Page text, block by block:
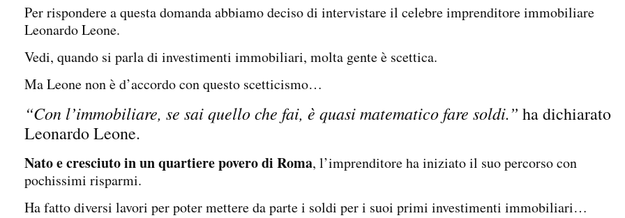
Per rispondere a questa domanda abbiamo deciso di intervistare il celebre imprenditore immobiliare
Leonardo Leone.
Vedi, quando si parla di investimenti immobiliari, molta gente è scettica.
Ma Leone non è d’accordo con questo scetticismo…
“Con l’immobiliare, se sai quello che fai, è quasi matematico fare soldi.” ha dichiarato
Leonardo Leone.
Nato e cresciuto in un quartiere povero di Roma, l’imprenditore ha iniziato il suo percorso con
pochissimi risparmi.
Ha fatto diversi lavori per poter mettere da parte i soldi per i suoi primi investimenti immobiliari…